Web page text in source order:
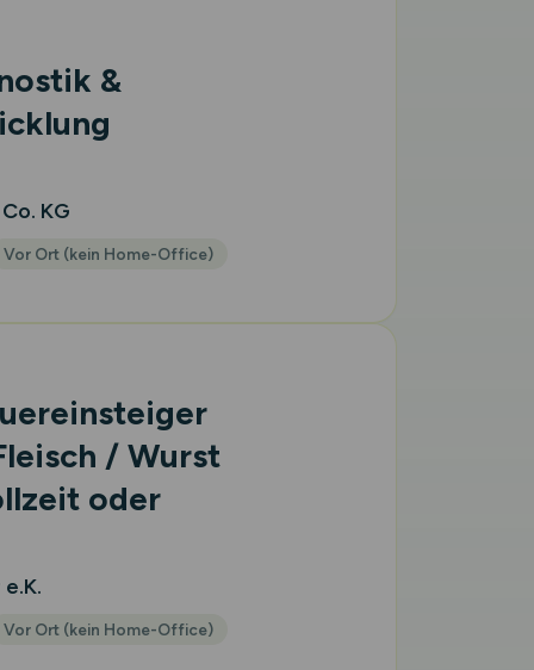
&
KG
Vor Ort (kein Home-Office)
/ Wurst
oder
Vor Ort (kein Home-Office)